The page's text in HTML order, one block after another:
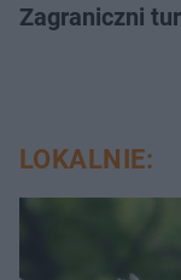
Zagraniczni
LOKALNIE: